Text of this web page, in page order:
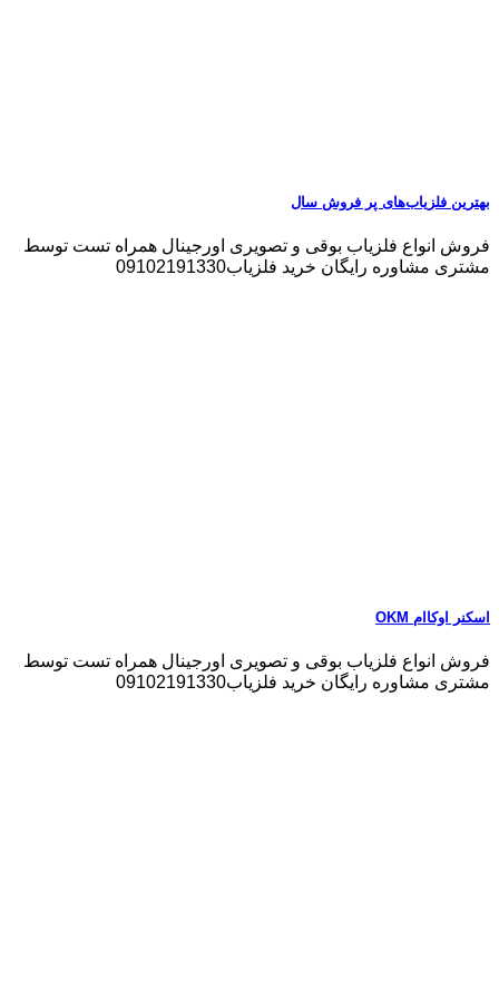
بهترین فلزیاب‌های پر فروش سال
فروش انواع فلزیاب بوقی و تصویری اورجینال همراه تست توسط
مشتری مشاوره رایگان خرید فلزیاب09102191330
اسکنر اوکاام OKM
فروش انواع فلزیاب بوقی و تصویری اورجینال همراه تست توسط
مشتری مشاوره رایگان خرید فلزیاب09102191330